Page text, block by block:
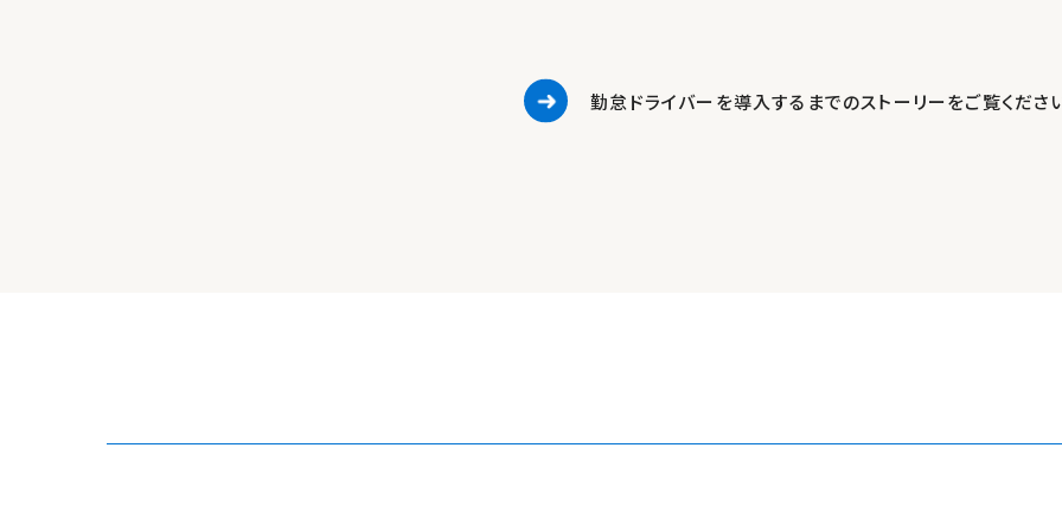
勤怠ドライバーを導入するまでのストーリーをご覧くださ